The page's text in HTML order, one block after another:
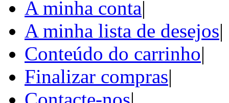
A minha conta|
A minha lista de desejos|
Conteúdo do carrinho|
Finalizar compras|